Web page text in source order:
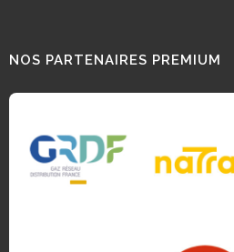
NOS PARTENAIRES PREMIUM